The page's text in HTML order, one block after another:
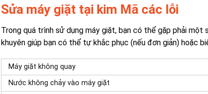
Sửa máy giặt tại kim Mã các lỗi
Trong quá trình sử dụng máy giặt, bạn có thể gặp phải
khuyên giúp bạn có thể tự khắc phục (nếu đơn giản) hoặc
Máy giặt không quay
Nước không chảy vào máy giặt